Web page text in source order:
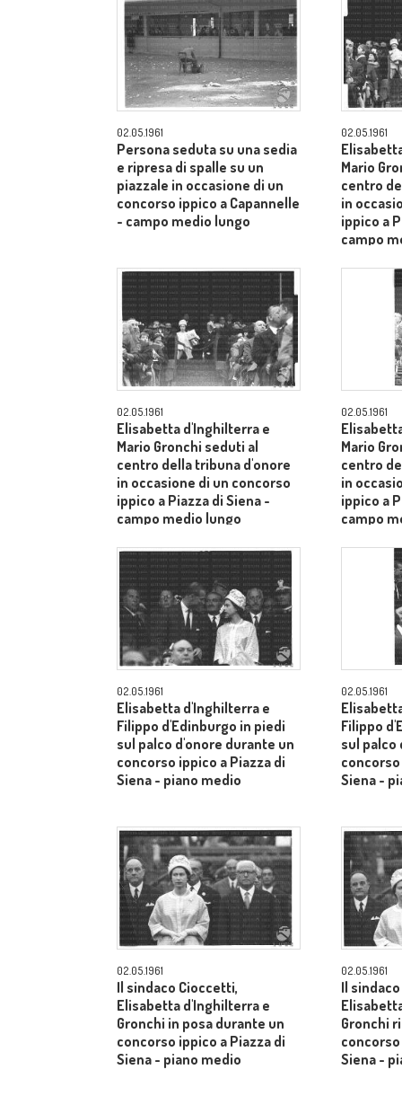
02.05.1961
Persona seduta su una sedia
e ripresa di spalle su un
piazzale in occasione di un
concorso ippico a Capannelle
- campo medio lungo
02.05.1961
Mario
centro
in
ippico a
campo
02.05.1961
Elisabetta d'Inghilterra e
Mario Gronchi seduti al
centro della tribuna d'onore
in occasione di un concorso
ippico a Piazza di Siena -
campo medio lungo
02.05.1961
Mario
centro
in
ippico a
campo
02.05.1961
Elisabetta d'Inghilterra e
Filippo d'Edinburgo in piedi
sul palco d'onore durante un
concorso ippico a Piazza di
Siena - piano medio
02.05.1961
Filippo
sul palco
Siena -
02.05.1961
Il sindaco Cioccetti,
Elisabetta d'Inghilterra e
Gronchi in posa durante un
concorso ippico a Piazza di
Siena - piano medio
02.05.1961
Il
Gronchi
Siena -